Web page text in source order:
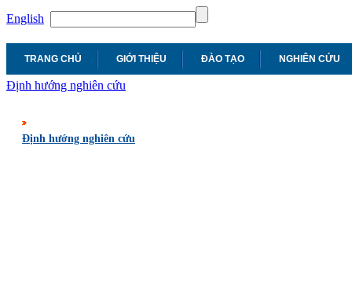
English
TRANG CHỦ GIỚI THIỆU ĐÀO TẠO NGHIÊN CỨU
Định hướng nghiên cứu
Định hướng nghiên cứu